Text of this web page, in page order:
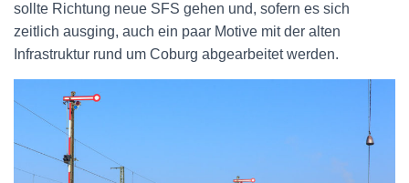
sollte Richtung neue SFS gehen und, sofern es sich
zeitlich ausging, auch ein paar Motive mit der alten
Infrastruktur rund um Coburg abgearbeitet werden.